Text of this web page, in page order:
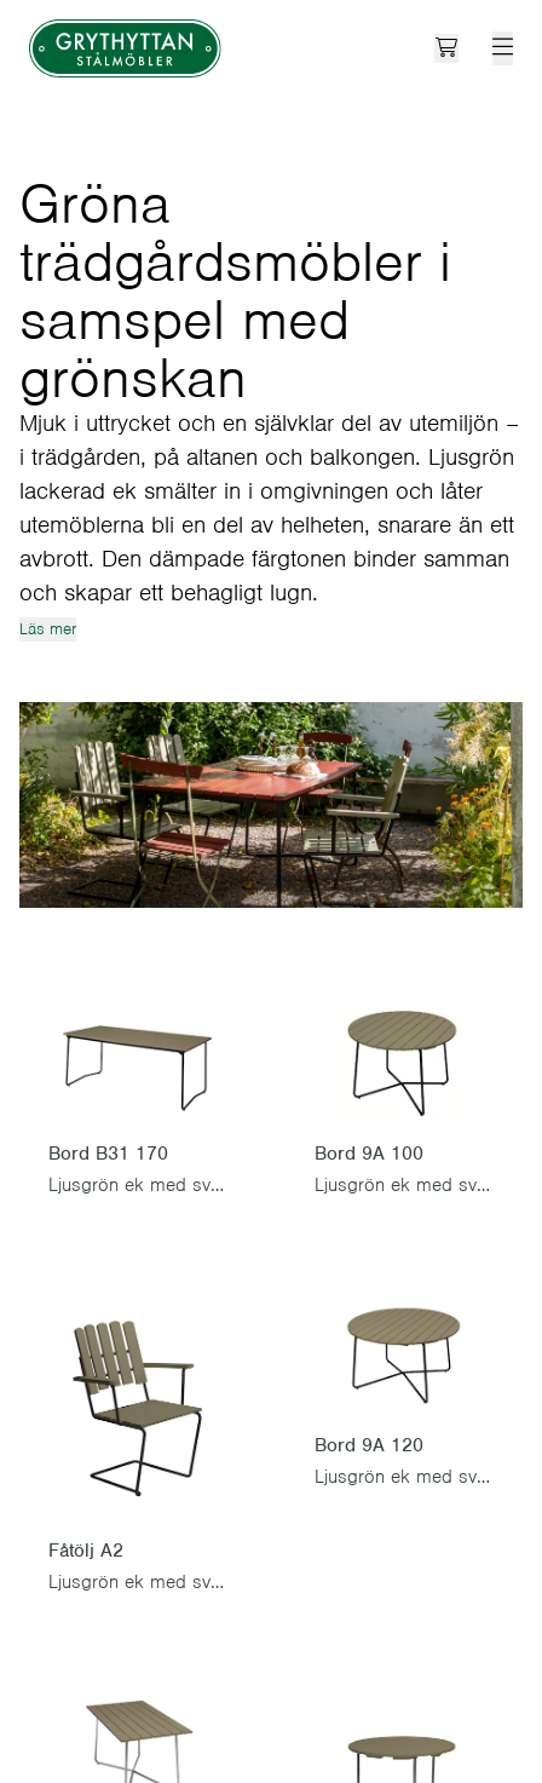
Open
Gröna
trädgårdsmöbler i
samspel med
grönskan
Mjuk i uttrycket och en självklar del av utemiljön –
i trädgården, på altanen och balkongen. Ljusgrön
lackerad ek smälter in i omgivningen och låter
utemöblerna bli en del av helheten, snarare än ett
avbrott. Den dämpade färgtonen binder samman
och skapar ett behagligt lugn.
Läs mer
Bord B31 170
Ljusgrön ek med svart stativ
Bord 9A 100
Ljusgrön ek med svart stativ
Fåtölj A2
Ljusgrön ek med svart stativ
Bord 9A 120
Ljusgrön ek med svart stativ